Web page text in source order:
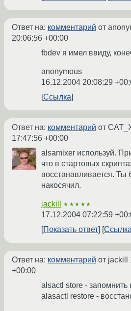
Ответ на: комментарий от
20:06:56 +00:00
fbdev я имел ввиду,
anonymous
16.12.2004 20:08:29
Ссылка
Ответ на: комментарий от
17:47:56 +00:00
alsamixer используй.
что в стартовых
восстанавливается. Ты
накосячил.
jackill ★★★★★
17.12.2004 07:22:59
Показать ответ
Ответ на: комментарий от jackill
+00:00
alsactl store - запомнить
alasactl restore -